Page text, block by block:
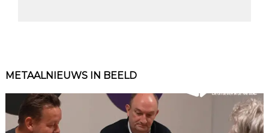
METAALNIEUWS IN BEELD